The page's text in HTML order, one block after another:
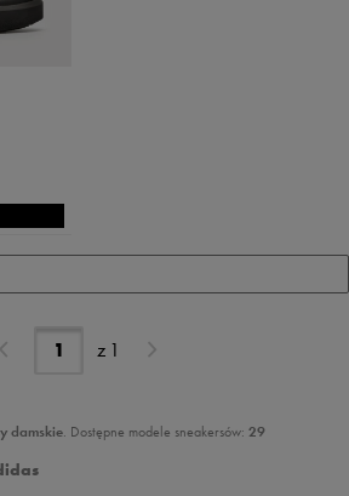
z 1
damskie. Dostępne modele sneakersów: 29